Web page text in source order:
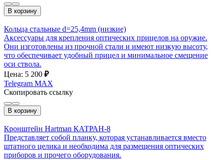
В корзину
Кольца стальные d=25,4mm (низкие)
Аксессуары для крепления оптических прицелов на оружие.
Они изготовлены из прочной стали и имеют низкую высоту,
что обеспечивает удобный прицел и минимальное смещение
оси ствола.
Цена: 5 200 ₽
Telegram MAX
Скопировать ссылку
В корзину
Кронштейн Hartman КАТРАН-8
Представляет собой планку, которая устанавливается вместо
штатного целика и необходима для размещения оптических
приборов и прочего оборудования.